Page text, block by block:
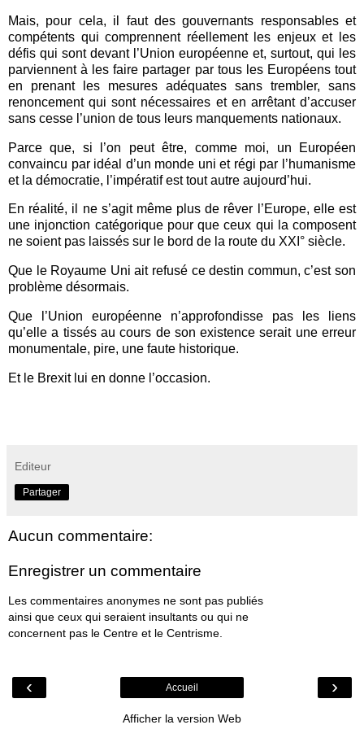
Mais, pour cela, il faut des gouvernants responsables et
compétents qui comprennent réellement les enjeux et les
défis qui sont devant l’Union européenne et, surtout, qui les
parviennent à les faire partager par tous les Européens tout
en prenant les mesures adéquates sans trembler, sans
renoncement qui sont nécessaires et en arrêtant d’accuser
sans cesse l’union de tous leurs manquements nationaux.
Parce que, si l’on peut être, comme moi, un Européen
convaincu par idéal d’un monde uni et régi par l’humanisme
et la démocratie, l’impératif est tout autre aujourd’hui.
En réalité, il ne s’agit même plus de rêver l’Europe, elle est
une injonction catégorique pour que ceux qui la composent
ne soient pas laissés sur le bord de la route du XXI° siècle.
Que le Royaume Uni ait refusé ce destin commun, c’est son
problème désormais.
Que l’Union européenne n’approfondisse pas les liens
qu’elle a tissés au cours de son existence serait une erreur
monumentale, pire, une faute historique.
Et le Brexit lui en donne l’occasion.
Editeur
Partager
Aucun commentaire:
Enregistrer un commentaire
Les commentaires anonymes ne sont pas publiés
ainsi que ceux qui seraient insultants ou qui ne
concernent pas le Centre et le Centrisme.
‹ ›
Accueil
Afficher la version Web